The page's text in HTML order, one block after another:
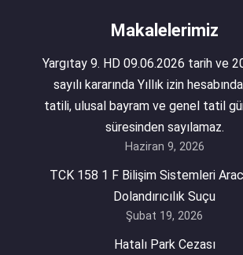
Makalelerimiz
Yargıtay 9. HD 09.06.2026 tarih ve
sayılı kararında Yıllık izin
tatili, ulusal bayram ve genel tatil
süresinden sayılamaz.
Haziran 9, 2026
TCK 158 1 F Bilişim Sistemleri
Dolandırıcılık Suçu
Şubat 19, 2026
Hatalı Park Cezası